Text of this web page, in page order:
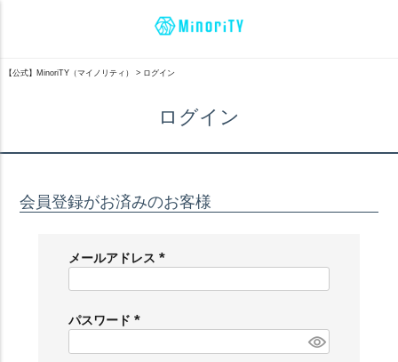
【公式】MinoriTY（マイノリティ） ログイン
ログイン
会員登録がお済みのお客様
メールアドレス
必
パスワード
必